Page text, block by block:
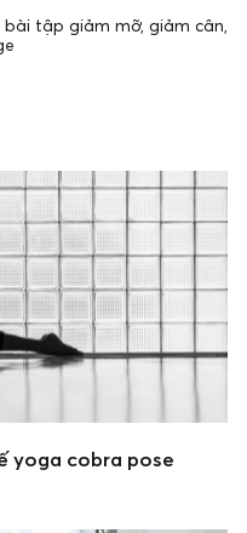
bài tập giảm mỡ, giảm cân,
yoga cobra pose